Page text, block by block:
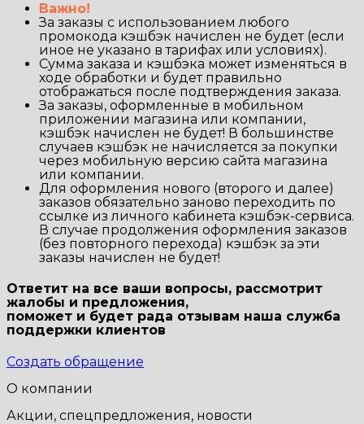
Важно!
За заказы с использованием любого
промокода кэшбэк начислен не будет (если
иное не указано в тарифах или условиях).
Сумма заказа и кэшбэка может изменяться в
ходе обработки и будет правильно
отображаться после подтверждения заказа.
За заказы, оформленные в мобильном
приложении магазина или компании,
кэшбэк начислен не будет! В большинстве
случаев кэшбэк не начисляется за покупки
через мобильную версию сайта магазина
или компании.
Для оформления нового (второго и далее)
заказов обязательно заново переходить по
ссылке из личного кабинета кэшбэк-сервиса.
В случае продолжения оформления заказов
(без повторного перехода) кэшбэк за эти
заказы начислен не будет!
Ответит на все ваши вопросы, рассмотрит
жалобы и предложения,
поможет и будет рада отзывам наша служба
поддержки клиентов
Создать обращение
О компании
Акции, спецпредложения, новости